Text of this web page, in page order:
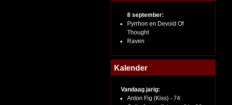
8 september:
Pyrrhon en Devoid Of
Thought
Raven
Kalender
Vandaag jarig:
Anton Fig (Kiss) - 74